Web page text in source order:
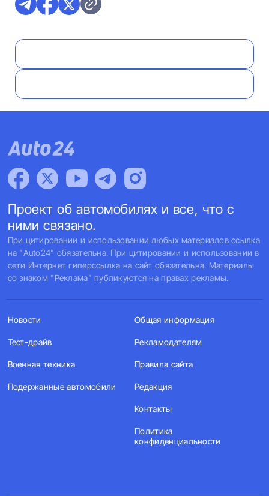
Проект об автомобилях и все, что с
ними связано.
При цитировании и использовании любых материалов ссылка
на "Auto24" обязательна. При цитировании и использовании в
сети Интернет гиперссылка на сайт обязательна. Материалы
со знаком "Реклама" публикуются на правах рекламы.
Новости
Тест-драйв
Военная техника
Подержанные автомобили
Общая информация
Рекламодателям
Правила сайта
Редакция
Контакты
Политика
конфиденциальности